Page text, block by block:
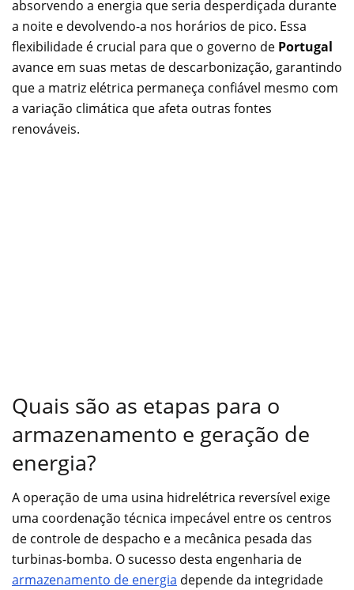
absorvendo a energia que seria desperdiçada durante
a noite e devolvendo-a nos horários de pico. Essa
flexibilidade é crucial para que o governo de Portugal
avance em suas metas de descarbonização, garantindo
que a matriz elétrica permaneça confiável mesmo com
a variação climática que afeta outras fontes
renováveis.
Quais são as etapas para o
armazenamento e geração de
energia?
A operação de uma usina hidrelétrica reversível exige
uma coordenação técnica impecável entre os centros
de controle de despacho e a mecânica pesada das
turbinas-bomba. O sucesso desta engenharia de
armazenamento de energia depende da integridade